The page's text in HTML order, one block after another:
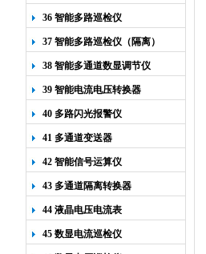
36 智能多路巡检仪
37 智能多路巡检仪（隔离）
38 智能多通道数显调节仪
39 智能电流电压转换器
40 多路闪光报警仪
41 多通道变送器
42 智能信号运算仪
43 多通道隔离转换器
44 液晶电压电流表
45 数显电流巡检仪